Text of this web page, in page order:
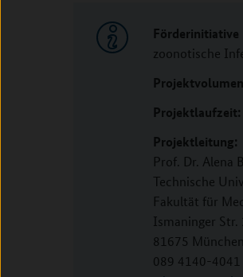
Förderinitiative
zoonotische
Projektlaufzeit:
Projektleitung:
Prof. Dr. Alena
Technische
Fakultät für
Ismaninger Str.
81675 München
089 4140-4041